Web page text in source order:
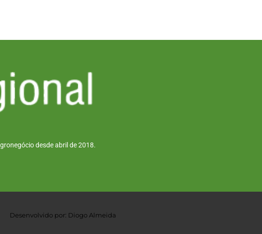
desde abril de 2018.
Desenvolvido por: Diogo Almeida